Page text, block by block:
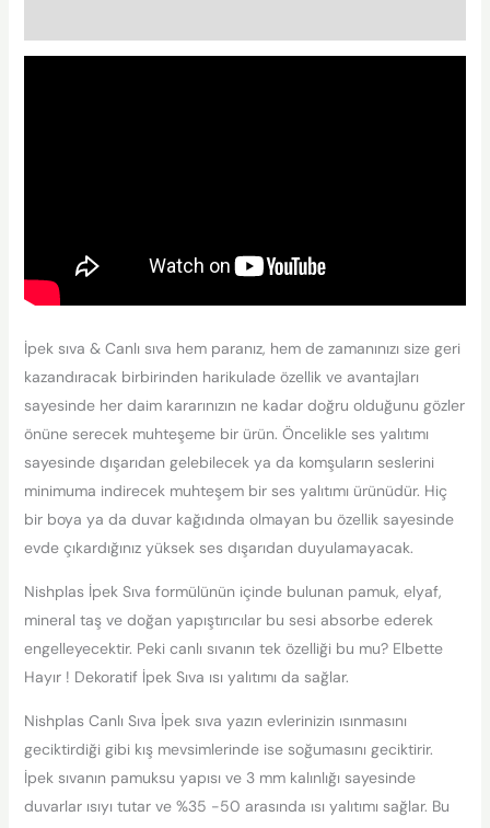
İpek sıva & Canlı sıva hem paranız, hem de zamanınızı size geri
kazandıracak birbirinden harikulade özellik ve avantajları
sayesinde her daim kararınızın ne kadar doğru olduğunu gözler
önüne serecek muhteşeme bir ürün. Öncelikle ses yalıtımı
sayesinde dışarıdan gelebilecek ya da komşuların seslerini
minimuma indirecek muhteşem bir ses yalıtımı ürünüdür. Hiç
bir boya ya da duvar kağıdında olmayan bu özellik sayesinde
evde çıkardığınız yüksek ses dışarıdan duyulamayacak.
Nishplas İpek Sıva formülünün içinde bulunan pamuk, elyaf,
mineral taş ve doğan yapıştırıcılar bu sesi absorbe ederek
engelleyecektir. Peki canlı sıvanın tek özelliği bu mu? Elbette
Hayır ! Dekoratif İpek Sıva ısı yalıtımı da sağlar.
Nishplas Canlı Sıva İpek sıva yazın evlerinizin ısınmasını
geciktirdiği gibi kış mevsimlerinde ise soğumasını geciktirir.
İpek sıvanın pamuksu yapısı ve 3 mm kalınlığı sayesinde
duvarlar ısıyı tutar ve %35 -50 arasında ısı yalıtımı sağlar. Bu